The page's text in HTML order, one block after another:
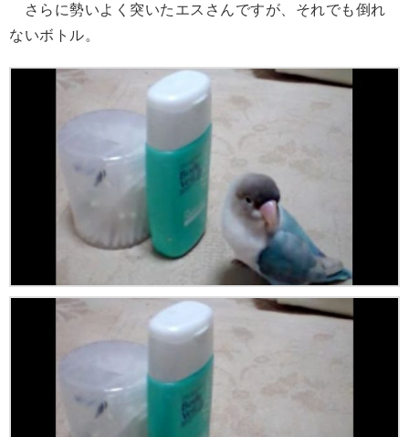
さらに勢いよく突いたエスさんですが、それでも倒れ
ないボトル。